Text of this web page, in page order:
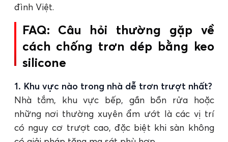
đình Việt.
FAQ: Câu hỏi thường gặp về
cách chống trơn dép bằng keo
silicone
1. Khu vực nào trong nhà dễ trơn trượt nhất?
Nhà tắm, khu vực bếp, gần bồn rửa hoặc
những nơi thường xuyên ẩm ướt là các vị trí
có nguy cơ trượt cao, đặc biệt khi sàn không